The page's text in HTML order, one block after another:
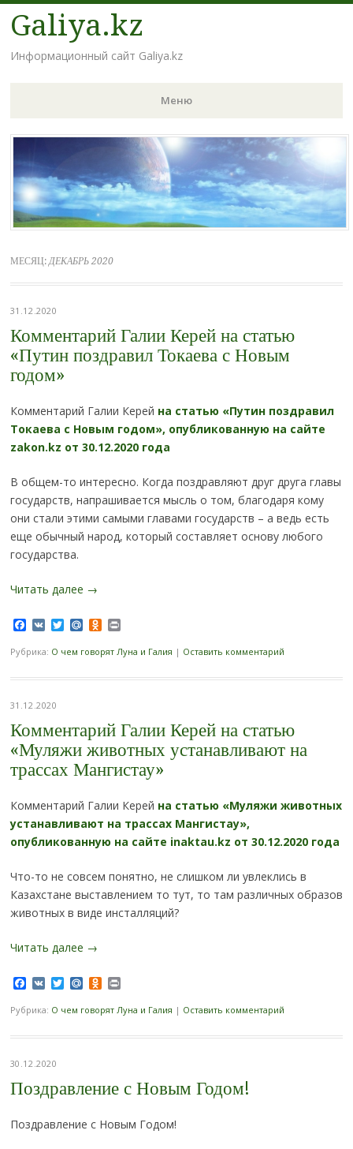
Galiya.kz
Информационный сайт Galiya.kz
Меню
Наверх
МЕСЯЦ:ДЕКАБРЬ 2020
31.12.2020
Комментарий Галии Керей на статью
«Путин поздравил Токаева с Новым
годом»
Комментарий Галии Керей на статью «Путин поздравил
Токаева с Новым годом», опубликованную на сайте
zakon.kz от 30.12.2020 года
В общем-то интересно. Когда поздравляют друг друга главы
государств, напрашивается мысль о том, благодаря кому
они стали этими самыми главами государств – а ведь есть
еще обычный народ, который составляет основу любого
государства.
Читать далее →
Facebook
VKTwitterMail.RuOdnoklassniki
Print
Рубрика: О чем говорят Луна и Галия | Оставить комментарий
31.12.2020
Комментарий Галии Керей на статью
«Муляжи животных устанавливают на
трассах Мангистау»
Комментарий Галии Керей на статью «Муляжи животных
устанавливают на трассах Мангистау»,
опубликованную на сайте inaktau.kz от 30.12.2020 года
Что-то не совсем понятно, не слишком ли увлеклись в
Казахстане выставлением то тут, то там различных образов
животных в виде инсталляций?
Читать далее →
Facebook
VKTwitterMail.RuOdnoklassniki
Print
Рубрика: О чем говорят Луна и Галия | Оставить комментарий
30.12.2020
Поздравление с Новым Годом!
Поздравление с Новым Годом!